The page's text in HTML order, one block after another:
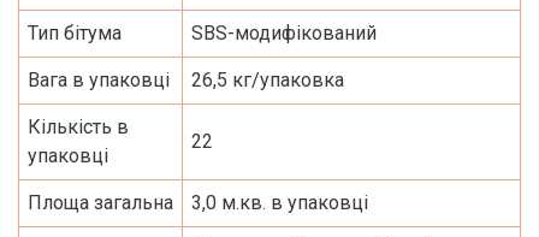
Тип бітума SBS-модифікований
Вага в упаковці 26,5 кг/упаковка
Кількість в
упаковці
22
Площа загальна 3,0 м.кв. в упаковці